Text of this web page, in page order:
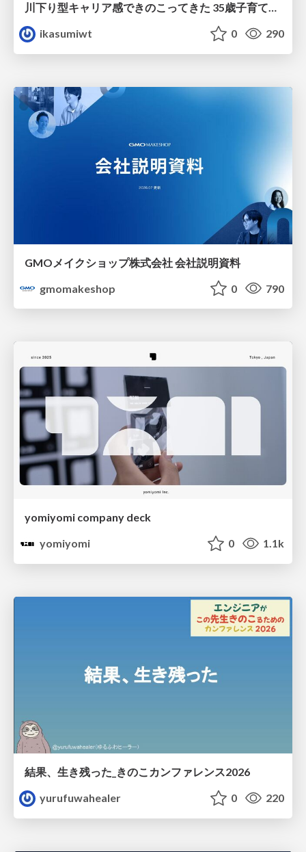
川下り型キャリア感できのこってきた 35歳子育て世帯の葛藤
ikasumiwt
0 290
GMOメイクショップ株式会社 会社説明資料
gmomakeshop
0 790
yomiyomi company deck
yomiyomi
0 1.1k
結果、生き残った_きのこカンファレンス2026
yurufuwahealer
0 220